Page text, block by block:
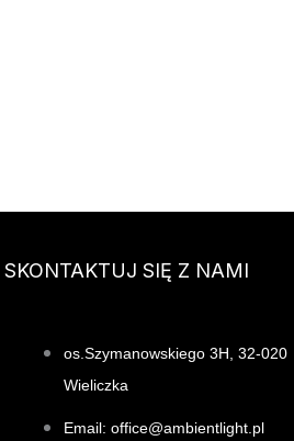
SKONTAKTUJ SIĘ Z NAMI
os.Szymanowskiego 3H, 32-020
Wieliczka
Email: office@ambientlight.pl